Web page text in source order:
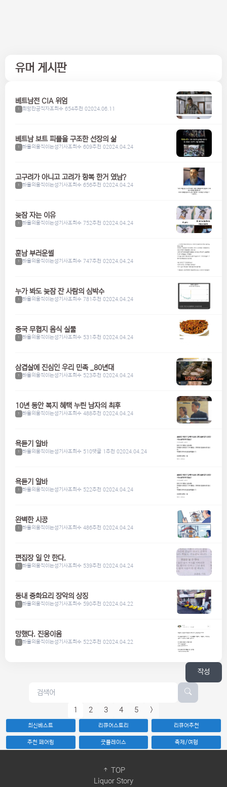
유머 게시판
베트남전 CIA 위엄
1 희망찬공직자조회수 654추천 02024.06.11
베트남 보트 피플을 구조한 선장의 삶
1 하울의움직이는성기사조회수 609추천 02024.04.24
고구려가 아니고 고려가 항복 한거 였남?
1 하울의움직이는성기사조회수 656추천 02024.04.24
늦잠 자는 이유
1 하울의움직이는성기사조회수 752추천 02024.04.24
훈남 부러운썰
1 하울의움직이는성기사조회수 747추천 02024.04.24
누가 봐도 늦잠 잔 사람의 심박수
1 하울의움직이는성기사조회수 781 추천 02024.04.24
중국 무협지 음식 실물
1 하울의움직이는성기사조회수 531 추천 02024.04.24
삼겹살에 진심인 우리 민족 _80년대
1 하울의움직이는성기사조회수 523추천 02024.04.24
10년 동안 복지 혜택 누린 남자의 최후
1 하울의움직이는성기사조회수 488추천 02024.04.24
욕듣기 알바
1 하울의움직이는성기사조회수 510댓글 1 추천 02024.04.24
욕듣기 알바
1 하울의움직이는성기사조회수 522추천 02024.04.24
완벽한 시공
1 하울의움직이는성기사조회수 486추천 02024.04.24
편집장 일 안 한다.
1 하울의움직이는성기사조회수 539추천 02024.04.24
동내 중화요리 장악의 상징
1 하울의움직이는성기사조회수 590추천 02024.04.22
망했다. 진웅이옴
1 하울의움직이는성기사조회수 522추천 02024.04.22
작성
1 2 3 4 5 >
최신베스트 리큐어스토리 리큐어추천
추천 페어링 굿플레이스 축제/여행
Liquor Story
TOP